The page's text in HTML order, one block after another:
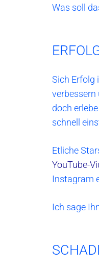
Was soll
Sich Erfolg
verbessern
doch
schnell
Etliche
YouTube-
Instagram
Ich sage